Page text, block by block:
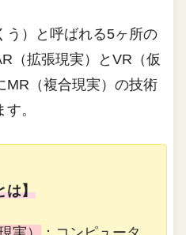
う）と呼ばれる5ヶ所の
（拡張現実）とVR（仮
MR（複合現実）の技術
。
は】